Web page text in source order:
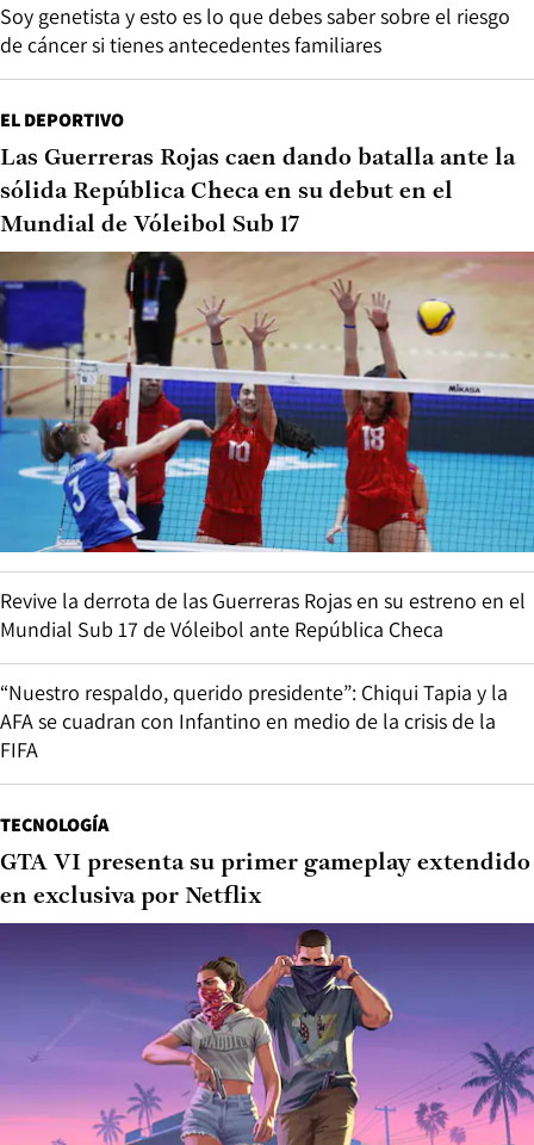
Soy genetista y esto es lo que debes saber sobre el riesgo
de cáncer si tienes antecedentes familiares
EL DEPORTIVO
Las Guerreras Rojas caen dando batalla ante la
sólida República Checa en su debut en el
Mundial de Vóleibol Sub 17
Revive la derrota de las Guerreras Rojas en su estreno en el
Mundial Sub 17 de Vóleibol ante República Checa
“Nuestro respaldo, querido presidente”: Chiqui Tapia y la
AFA se cuadran con Infantino en medio de la crisis de la
FIFA
TECNOLOGÍA
GTA VI presenta su primer gameplay extendido
en exclusiva por Netflix